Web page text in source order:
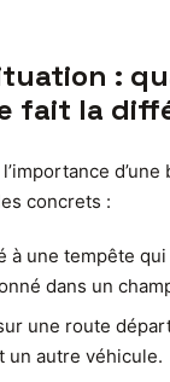
:
fait la
concrets :
à une tempête
dans un
une route
un autre véhicule.